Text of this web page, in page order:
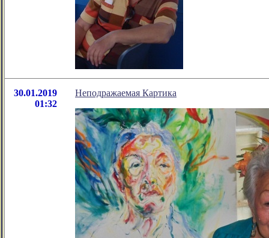
30.01.2019
01:32
Неподражаемая Картика